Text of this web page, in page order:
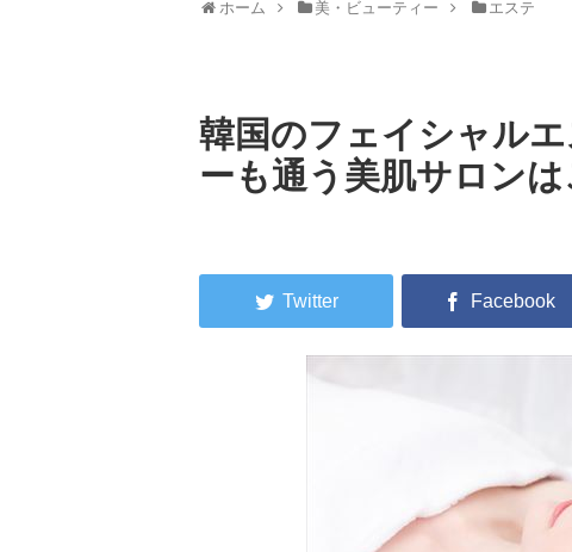
ホーム 美・ビューティー エステ
韓国のフェイシャル
ーも通う美肌サロンは